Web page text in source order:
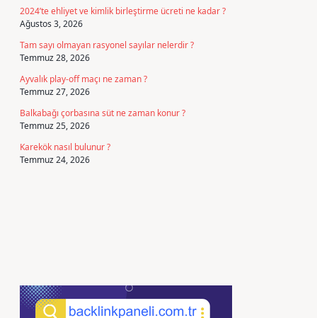
2024’te ehliyet ve kimlik birleştirme ücreti ne kadar ?
Ağustos 3, 2026
Tam sayı olmayan rasyonel sayılar nelerdir ?
Temmuz 28, 2026
Ayvalık play-off maçı ne zaman ?
Temmuz 27, 2026
Balkabağı çorbasına süt ne zaman konur ?
Temmuz 25, 2026
Karekök nasıl bulunur ?
Temmuz 24, 2026